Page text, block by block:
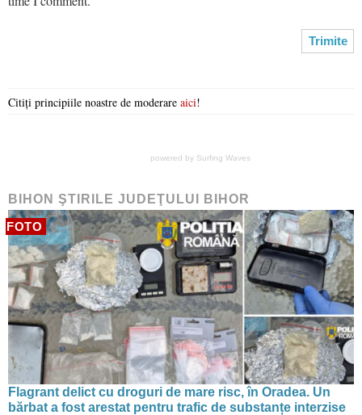
Citiți principiile noastre de moderare aici!
powered by Surfing Waves
BIHON ŞTIRILE JUDEŢULUI BIHOR
FOTO
Flagrant delict cu droguri de mare risc, în Oradea. Un
bărbat a fost arestat pentru trafic de substanțe interzise